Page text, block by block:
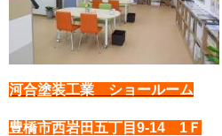
河合塗装工業 ショールーム
豊橋市西岩田五丁目9-14 1Ｆ